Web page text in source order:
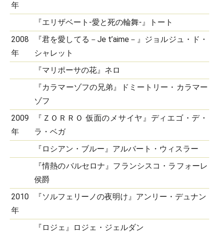
年
『エリザベート-愛と死の輪舞-』トート
2008
年
『君を愛してる－Je t’aime－』ジョルジュ・ド・
シャレット
『マリポーサの花』ネロ
『カラマーゾフの兄弟』ドミートリー・カラマー
ゾフ
2009
年
『ＺＯＲＲＯ 仮面のメサイヤ』ディエゴ・デ・
ラ・ベガ
『ロシアン・ブルー』アルバート・ウィスラー
『情熱のバルセロナ』フランシスコ・ラフォーレ
侯爵
2010
年
『ソルフェリーノの夜明け』アンリー・デュナン
『ロジェ』ロジェ・ジェルダン